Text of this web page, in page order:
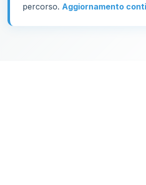
percorso. Aggiornamento